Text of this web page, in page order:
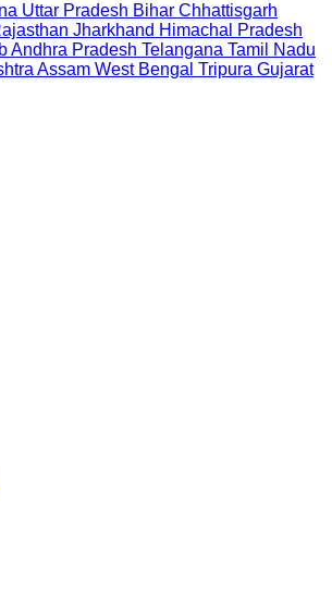
Uttar Pradesh Bihar Chhattisgarh
Jharkhand Himachal Pradesh
Andhra Pradesh Telangana Tamil Nadu
Assam West Bengal Tripura Gujarat